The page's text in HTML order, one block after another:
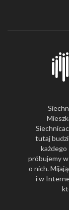
tutaj
każdego
próbujemy
o nich.
i w